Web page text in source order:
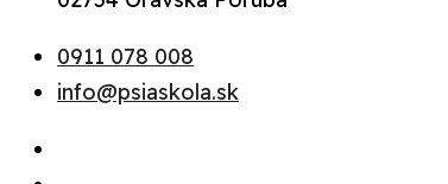
0911 078 008
info@psiaskola.sk